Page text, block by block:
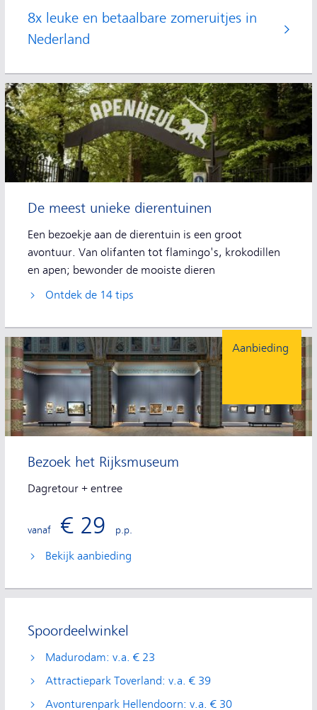
8x leuke en betaalbare zomeruitjes in
Nederland
De meest unieke dierentuinen
Een bezoekje aan de dierentuin is een groot
avontuur. Van olifanten tot flamingo's, krokodillen
en apen; bewonder de mooiste dieren
Ontdek de 14 tips
Bezoek het Rijksmuseum
Dagretour + entree
vanaf € 29 p.p.
Aanbieding
Bekijk aanbieding
Spoordeelwinkel
Madurodam: v.a. € 23
Attractiepark Toverland: v.a. € 39
Avonturenpark Hellendoorn: v.a. € 30